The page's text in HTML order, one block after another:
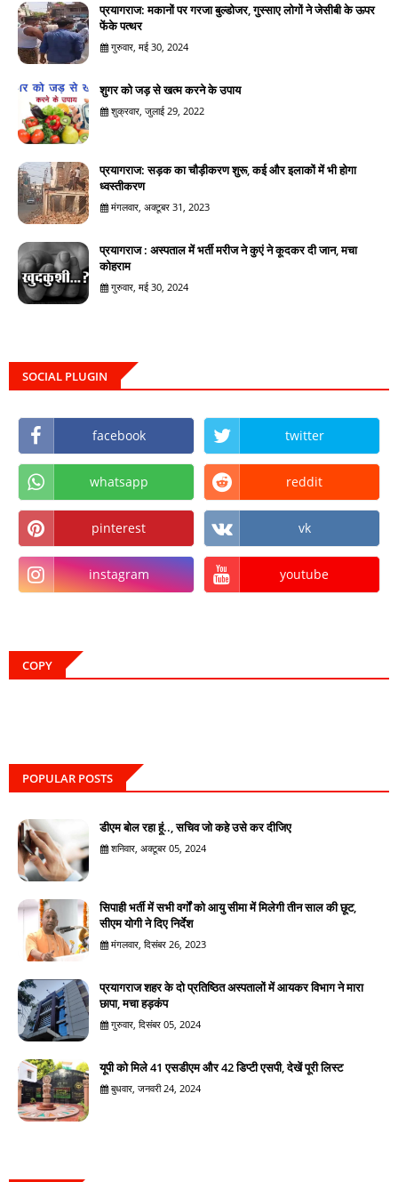
प्रयागराज: मकानों पर गरजा बुल्डोजर, गुस्साए लोगों ने जेसीबी के ऊपर
फेंके पत्थर
गुरुवार, मई 30, 2024
शुगर को जड़ से खत्म करने के उपाय
शुक्रवार, जुलाई 29, 2022
प्रयागराज: सड़क का चौड़ीकरण शुरू, कई और इलाकों में भी होगा
ध्वस्तीकरण
मंगलवार, अक्टूबर 31, 2023
प्रयागराज : अस्पताल में भर्ती मरीज ने कुएं ने कूदकर दी जान, मचा
कोहराम
गुरुवार, मई 30, 2024
SOCIAL PLUGIN
facebook twitter
whatsapp reddit
pinterest vk
instagram youtube
COPY
POPULAR POSTS
डीएम बोल रहा हूं.., सचिव जो कहे उसे कर दीजिए
शनिवार, अक्टूबर 05, 2024
सिपाही भर्ती में सभी वर्गों को आयु सीमा में मिलेगी तीन साल की छूट,
सीएम योगी ने दिए निर्देश
मंगलवार, दिसंबर 26, 2023
प्रयागराज शहर के दो प्रतिष्ठित अस्पतालों में आयकर विभाग ने मारा
छापा, मचा हड़कंप
गुरुवार, दिसंबर 05, 2024
यूपी को मिले 41 एसडीएम और 42 डिप्टी एसपी, देखें पूरी लिस्ट
बुधवार, जनवरी 24, 2024